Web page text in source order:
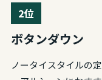
2位
ボタンダウン
ノータイスタイルの